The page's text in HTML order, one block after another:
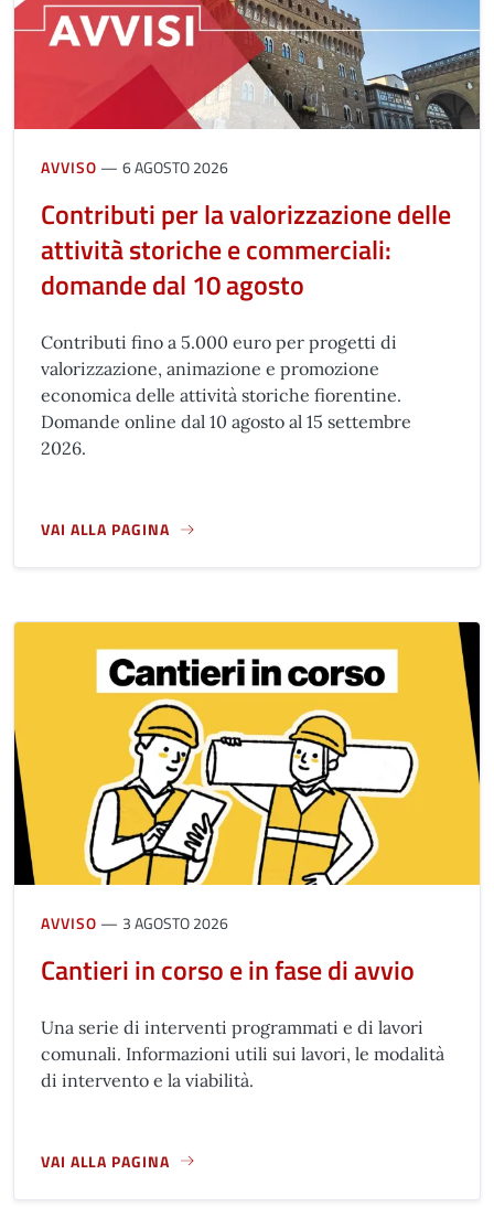
AVVISO 6 AGOSTO 2026
Contributi per la valorizzazione delle
attività storiche e commerciali:
domande dal 10 agosto
Contributi fino a 5.000 euro per progetti di
valorizzazione, animazione e promozione
economica delle attività storiche fiorentine.
Domande online dal 10 agosto al 15 settembre
2026.
VAI ALLA PAGINA
A PROPOSITO DI CONTRIBUTI PER LA VALORIZZAZIONE
AVVISO 3 AGOSTO 2026
Cantieri in corso e in fase di avvio
Una serie di interventi programmati e di lavori
comunali. Informazioni utili sui lavori, le modalità
di intervento e la viabilità.
VAI ALLA PAGINA
A PROPOSITO DI CANTIERI IN CORSO E IN FASE DI AVVIO